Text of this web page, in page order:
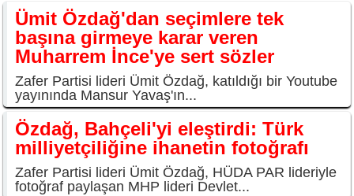
Ümit Özdağ'dan seçimlere tek
başına girmeye karar veren
Muharrem İnce'ye sert sözler
Zafer Partisi lideri Ümit Özdağ, katıldığı bir Youtube
yayınında Mansur Yavaş'ın...
Özdağ, Bahçeli'yi eleştirdi: Türk
milliyetçiliğine ihanetin fotoğrafı
Zafer Partisi lideri Ümit Özdağ, HÜDA PAR lideriyle
fotoğraf paylaşan MHP lideri Devlet...